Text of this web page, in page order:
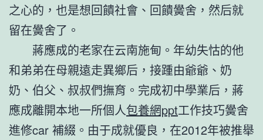
之心的，也是想回饋社會、回饋黌舍，然后就
留在黌舍了。
蔣應成的老家在云南施甸。年幼失怙的他
和弟弟在母親遠走異鄉后，接踵由爺爺、奶
奶、伯父、叔叔們撫育。完成初中學業后，蔣
應成離開本地一所個人包養網ppt工作技巧黌舍
進修car 補綴。由于成就優良，在2012年被推舉